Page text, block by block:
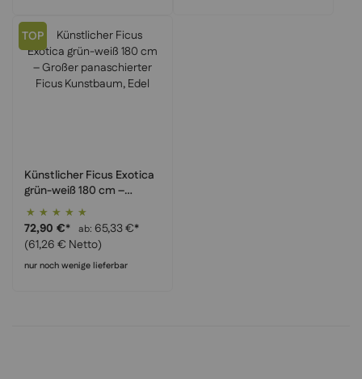
TOP
Künstlicher Ficus Exotica
grün-weiß 180 cm –
Großer panaschierter
Ficus Kunstbaum, Edel
Bewertung:
100%
72,90 €* ab 65,33 €*
(61,26 € Netto)
nur noch wenige lieferbar